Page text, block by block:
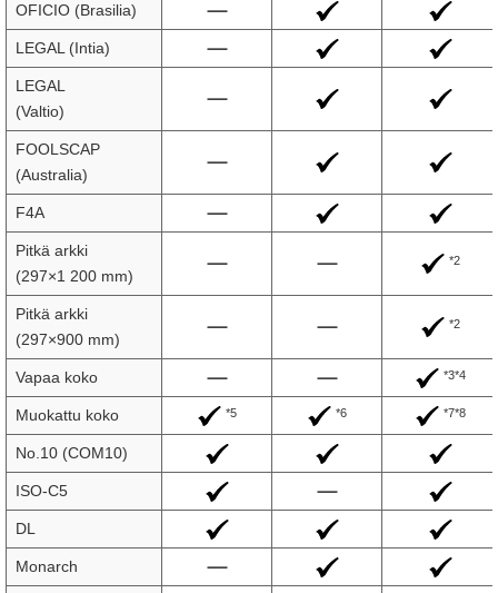
OFICIO (Brasilia)
LEGAL (Intia)
LEGAL
(Valtio)
FOOLSCAP
(Australia)
F4A
Pitkä arkki
(297×1 200 mm)
*2
Pitkä arkki
(297×900 mm)
*2
Vapaa koko *3*4
Muokattu koko *5 *6 *7*8
No.10 (COM10)
ISO-C5
DL
Monarch